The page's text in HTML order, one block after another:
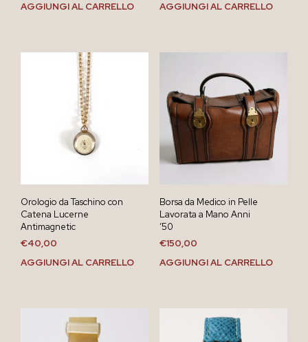
AGGIUNGI AL CARRELLO
AGGIUNGI AL CARRELLO
Orologio da Taschino con
Catena Lucerne
Antimagnetic
€40,00
AGGIUNGI AL CARRELLO
Borsa da Medico in Pelle
Lavorata a Mano Anni
’50
€150,00
AGGIUNGI AL CARRELLO